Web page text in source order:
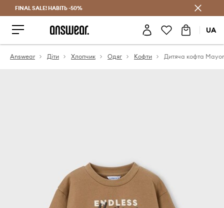
Заощаджуй з Answear Club
FINAL SALE! НАВІТЬ -50%
UA
Answear Діти Хлопчик Одяг Кофти Дитяча кофта